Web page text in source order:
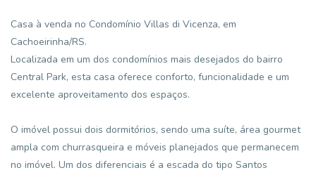
Casa à venda no Condomínio Villas di Vicenza, em
Cachoeirinha/RS.
Localizada em um dos condomínios mais desejados do bairro
Central Park, esta casa oferece conforto, funcionalidade e um
excelente aproveitamento dos espaços.
O imóvel possui dois dormitórios, sendo uma suíte, área gourmet
ampla com churrasqueira e móveis planejados que permanecem
no imóvel. Um dos diferenciais é a escada do tipo Santos